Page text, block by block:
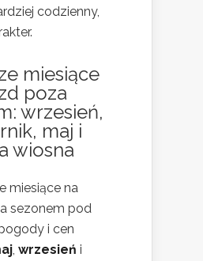
codzienny,
miesiące
poza
: wrzesień,
maj i
wiosna
miesiące na
sezonem pod
i cen
, wrzesień i